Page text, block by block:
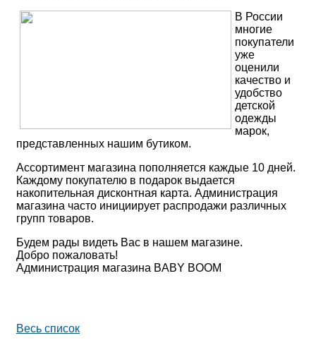
В России
многие
покупатели
уже
оценили
качество и
удобство
детской
одежды
марок,
представленных нашим бутиком.
Ассортимент магазина пополняется каждые 10 дней.
Каждому покупателю в подарок выдается
накопительная дисконтная карта. Администрация
магазина часто инициирует распродажи различных
групп товаров.
Будем рады видеть Вас в нашем магазине.
Добро пожаловать!
Администрация магазина BABY BOOM
Весь список